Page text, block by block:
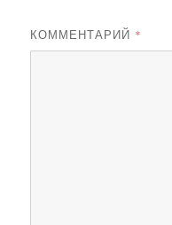
КОММЕНТАРИЙ *